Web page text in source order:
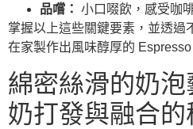
品嚐： 小口啜飲，感受咖
掌握以上這些關鍵要素，並透過
在家製作出風味醇厚的 Espresso
綿密絲滑的奶
奶打發與融合的